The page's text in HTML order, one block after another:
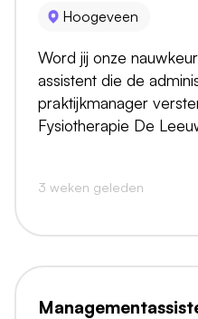
Hoogeveen
Word jij onze
assistent die de
praktijkmanager
Fysiotherapie De
3 weken geleden